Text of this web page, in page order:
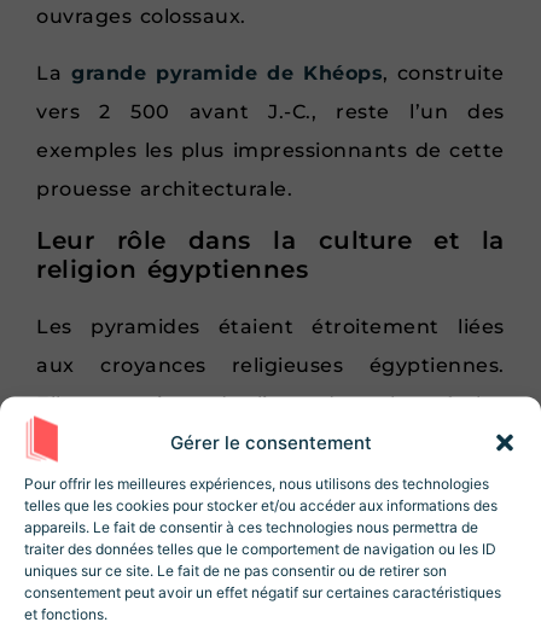
Gérer le consentement
Pour offrir les meilleures expériences, nous utilisons des technologies
telles que les cookies pour stocker et/ou accéder aux informations des
appareils. Le fait de consentir à ces technologies nous permettra de
traiter des données telles que le comportement de navigation ou les ID
uniques sur ce site. Le fait de ne pas consentir ou de retirer son
consentement peut avoir un effet négatif sur certaines caractéristiques
et fonctions.
ouvrages colossaux.
La grande pyramide de Khéops, construite
vers 2 500 avant J.-C., reste l’un des
exemples les plus impressionnants de cette
prouesse architecturale.
Leur rôle dans la culture et la
religion égyptiennes
Les pyramides étaient étroitement liées
aux croyances religieuses égyptiennes.
Elles servaient de lieux de culte où les
prêtres rendaient hommage au pharaon
décédé et aux dieux. .
En outre, ces monuments étaient un
moyen pour le pharaond’affirmer son
autorité et de laisser une trace durable
Rejoignez la Newsletter
Revue Histoire !
10% de réduction sur la boutique lors de
votre inscription ! Des articles, des
ressources et des contenus exclusifs 😃